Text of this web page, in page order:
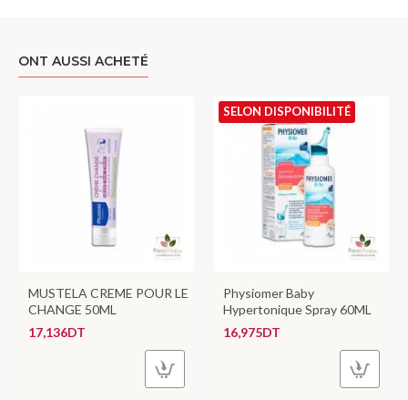
ONT AUSSI ACHETÉ
MUSTELA CREME POUR LE
CHANGE 50ML
17,136DT
SELON DISPONIBILITÉ
Physiomer Baby
Hypertonique Spray 60ML
16,975DT